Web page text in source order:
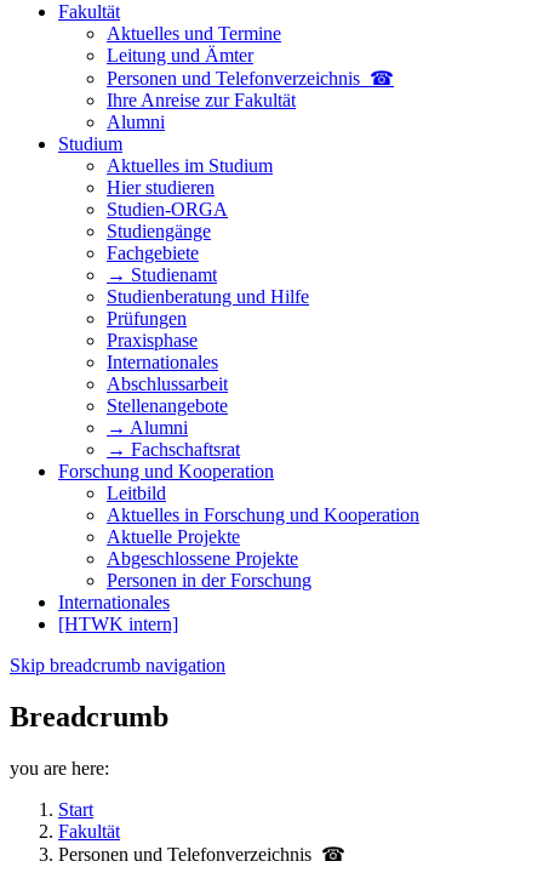
Fakultät
Aktuelles und Termine
Leitung und Ämter
Personen und Telefon­verzeichnis ☎
Ihre Anreise zur Fakultät
Alumni
Studium
Aktuelles im Studium
Hier studieren
Studien-ORGA
Studiengänge
Fachgebiete
→ Studienamt
Studienberatung und Hilfe
Prüfungen
Praxisphase
Internationales
Abschlussarbeit
Stellenangebote
→ Alumni
→ Fachschaftsrat
Forschung und Kooperation
Leitbild
Aktuelles in Forschung und Kooperation
Aktuelle Projekte
Abgeschlossene Projekte
Personen in der Forschung
Internationales
[HTWK intern]
Skip breadcrumb navigation
Breadcrumb
you are here:
Start
Fakultät
Personen und Telefon­verzeichnis ☎